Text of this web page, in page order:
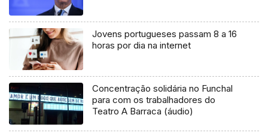
Jovens portugueses passam 8 a 16
horas por dia na internet
Concentração solidária no Funchal
para com os trabalhadores do
Teatro A Barraca (áudio)